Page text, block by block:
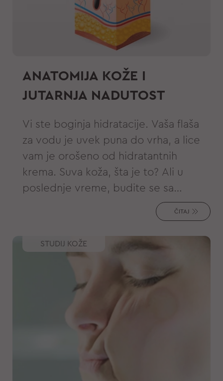
ANATOMIJA KOŽE I
JUTARNJA NADUTOST
Vi ste boginja hidratacije. Vaša flaša
za vodu je uvek puna do vrha, a lice
vam je orošeno od hidratantnih
krema. Suva koža, šta je to? Ali u
poslednje vreme, budite se sa
natečenim podočnjacima, otečenim
kapcima i opštim nadimanjem oko lica
i tela. Kako da ostanete hidrirani ovog
leta bez zadržavanja dodatne vode?
ČITAJ
STUDIJ KOŽE